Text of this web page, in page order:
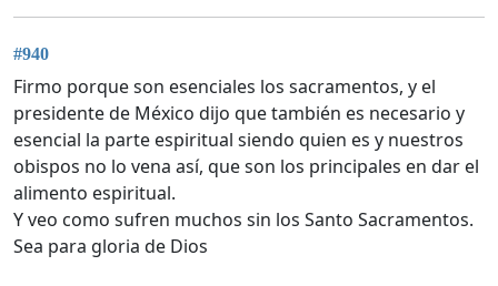
#940
Firmo porque son esenciales los sacramentos, y el
presidente de México dijo que también es necesario y
esencial la parte espiritual siendo quien es y nuestros
obispos no lo vena así, que son los principales en dar el
alimento espiritual.
Y veo como sufren muchos sin los Santo Sacramentos.
Sea para gloria de Dios